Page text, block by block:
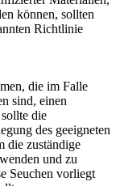
können, sollten
Richtlinie
die im Falle
sind, einen
die
des geeigneten
die zuständige
und zu
Seuchen vorliegt